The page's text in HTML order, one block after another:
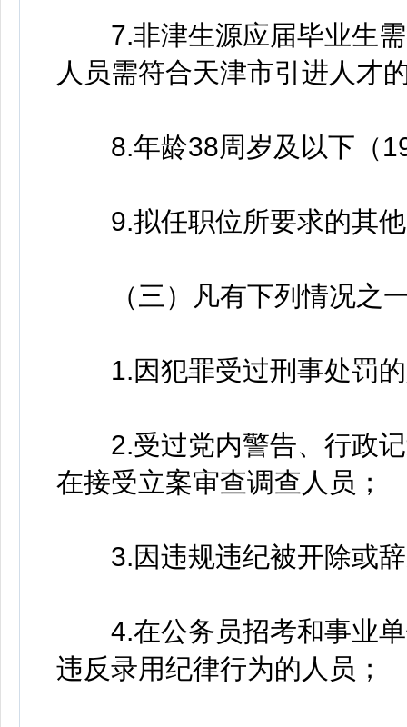
7.非津生源应届毕业生需
人员需符合天津市引进人才
8.年龄38周岁及以下（
9.拟任职位所要求的其他
（三）凡有下列情况之一
1.因犯罪受过刑事处罚的
2.受过党内警告、行政记
在接受立案审查调查人员；
3.因违规违纪被开除或辞
4.在公务员招考和事业单
违反录用纪律行为的人员；